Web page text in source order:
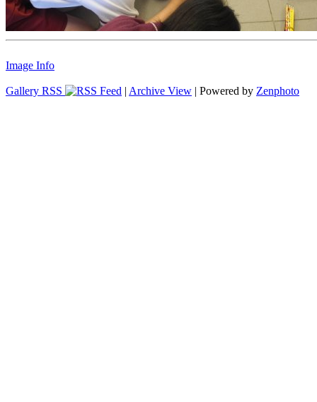
Image Info
Gallery RSS | Archive View | Powered by Zenphoto